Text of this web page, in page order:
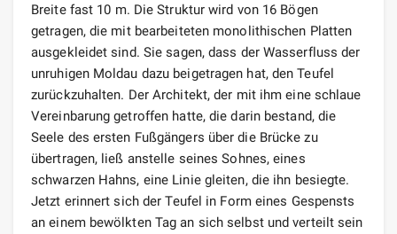
Breite fast 10 m. Die Struktur wird von 16 Bögen
getragen, die mit bearbeiteten monolithischen Platten
ausgekleidet sind. Sie sagen, dass der Wasserfluss der
unruhigen Moldau dazu beigetragen hat, den Teufel
zurückzuhalten. Der Architekt, der mit ihm eine schlaue
Vereinbarung getroffen hatte, die darin bestand, die
Seele des ersten Fußgängers über die Brücke zu
übertragen, ließ anstelle seines Sohnes, eines
schwarzen Hahns, eine Linie gleiten, die ihn besiegte.
Jetzt erinnert sich der Teufel in Form eines Gespensts
an einem bewölkten Tag an sich selbst und verteilt sein